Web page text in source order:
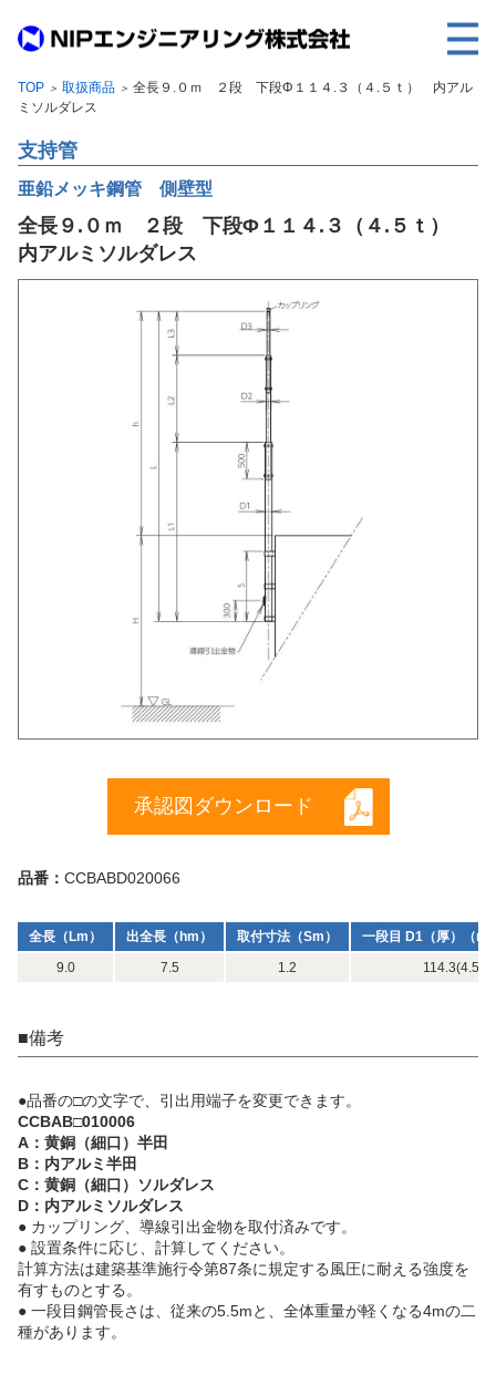
TOP
事業内容
取扱製品
各種実績
会社案内
建設サイト・シリーズの 個人データの共同利用について
TOP ＞ 取扱商品 ＞ 全長９.０ｍ ２段 下段Φ１１４.３（４.５ｔ） 内アル
ミソルダレス
支持管
亜鉛メッキ鋼管 側壁型
全長９.０ｍ ２段 下段Φ１１４.３（４.５ｔ）
内アルミソルダレス
承認図ダウンロード
品番： CCBABD020066
全長（Lm） 出全長（hm） 取付寸法（Sm）
一段目 D1（厚）（
9.0
7.5 1.2 114.3(4.5)
■備考
●品番の□の文字で、引出用端子を変更できます。
CCBAB□010006
A：黄銅（細口）半田
B：内アルミ半田
C：黄銅（細口）ソルダレス
D：内アルミソルダレス
● カップリング、導線引出金物を取付済みです。
● 設置条件に応じ、計算してください。
計算方法は建築基準施行令第87条に規定する風圧に耐える強度を
有すものとする。
● 一段目鋼管長さは、従来の5.5mと、全体重量が軽くなる4mの二
種があります。